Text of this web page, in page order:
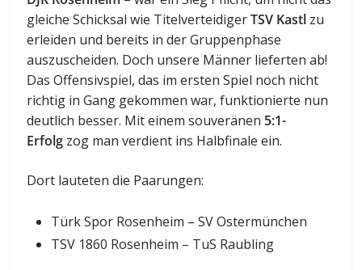
gleiche Schicksal wie TitelverteidigerTSV Kastl zu
erleiden und bereits in der Gruppenphase
auszuscheiden. Doch unsere Männer lieferten ab!
Das Offensivspiel, das im ersten Spiel noch nicht
richtig in Gang gekommen war, funktionierte nun
deutlich besser. Mit einem souveränen 5:1-
Erfolg zog man verdient ins Halbfinale ein.
Dort lauteten die Paarungen:
Türk Spor Rosenheim – SV Ostermünchen
TSV 1860 Rosenheim – TuS Raubling